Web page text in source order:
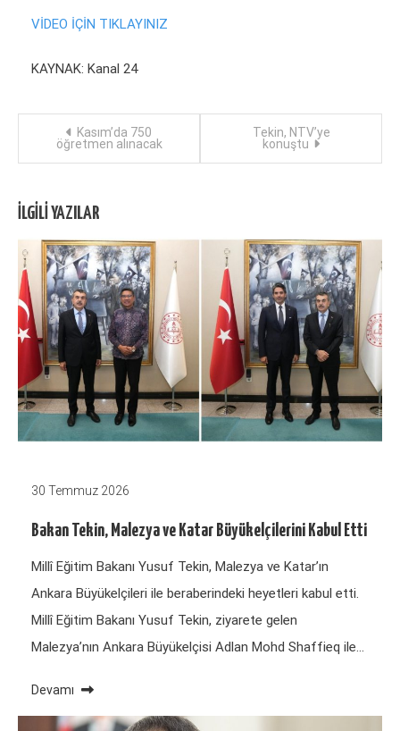
VİDEO İÇİN TIKLAYINIZ
KAYNAK: Kanal 24
Kasım’da 750
öğretmen alınacak
Tekin, NTV’ye
konuştu
İLGILI YAZILAR
30 Temmuz 2026
Bakan Tekin, Malezya ve Katar Büyükelçilerini Kabul Etti
Millî Eğitim Bakanı Yusuf Tekin, Malezya ve Katar’ın
Ankara Büyükelçileri ile beraberindeki heyetleri kabul etti.
Millî Eğitim Bakanı Yusuf Tekin, ziyarete gelen
Malezya’nın Ankara Büyükelçisi Adlan Mohd Shaffieq ile…
Devamı